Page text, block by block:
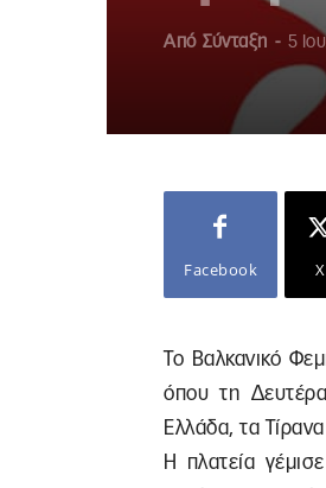
Από Σύνταξη - 5
Facebook X
Το Βαλκανικό
όπου τη
Ελλάδα, τα
Η πλατεία